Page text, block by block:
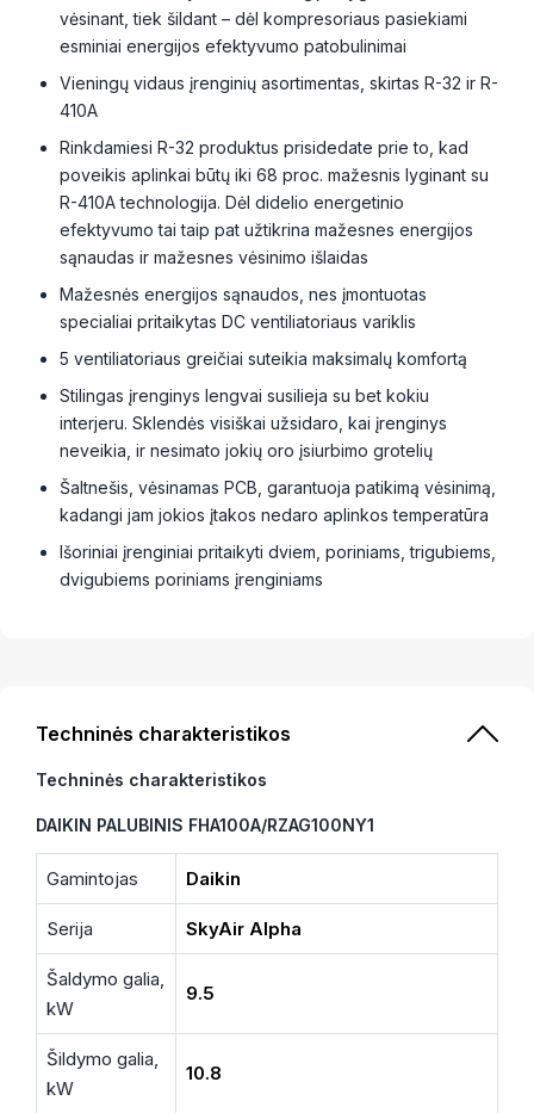
vėsinant, tiek šildant – dėl kompresoriaus pasiekiami
esminiai energijos efektyvumo patobulinimai
Vieningų vidaus įrenginių asortimentas, skirtas R-32 ir R-
410A
Rinkdamiesi R-32 produktus prisidedate prie to, kad
poveikis aplinkai būtų iki 68 proc. mažesnis lyginant su
R-410A technologija. Dėl didelio energetinio
efektyvumo tai taip pat užtikrina mažesnes energijos
sąnaudas ir mažesnes vėsinimo išlaidas
Mažesnės energijos sąnaudos, nes įmontuotas
specialiai pritaikytas DC ventiliatoriaus variklis
5 ventiliatoriaus greičiai suteikia maksimalų komfortą
Stilingas įrenginys lengvai susilieja su bet kokiu
interjeru. Sklendės visiškai užsidaro, kai įrenginys
neveikia, ir nesimato jokių oro įsiurbimo grotelių
Šaltnešis, vėsinamas PCB, garantuoja patikimą vėsinimą,
kadangi jam jokios įtakos nedaro aplinkos temperatūra
Išoriniai įrenginiai pritaikyti dviem, poriniams, trigubiems,
dvigubiems poriniams įrenginiams
Techninės charakteristikos
Techninės charakteristikos
DAIKIN PALUBINIS FHA100A/RZAG100NY1
Gamintojas Daikin
Serija SkyAir Alpha
Šaldymo galia,
kW
9.5
Šildymo galia,
kW
10.8